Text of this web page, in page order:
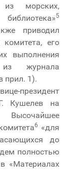
из морских,
5
приводил
комитета, его
выполнения
журнала
прил. 1).
президент
Кушелев на
Высочайшее
6 «для
до
полностью
«Материалах